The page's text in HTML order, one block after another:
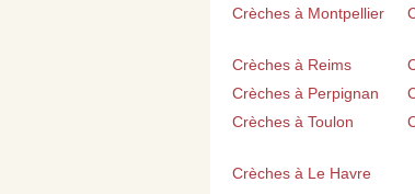
Crèches à Montpellier
Crèches à Reims
Crèches à Perpignan
Crèches à Toulon
Crèches à Le Havre